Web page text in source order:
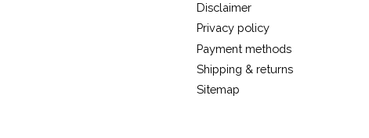
Disclaimer
Privacy policy
Payment methods
Shipping & returns
Sitemap